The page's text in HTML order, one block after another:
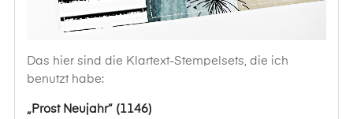
Das hier sind die Klartext-Stempelsets, die ich
benutzt habe:
„Prost Neujahr“ (1146)